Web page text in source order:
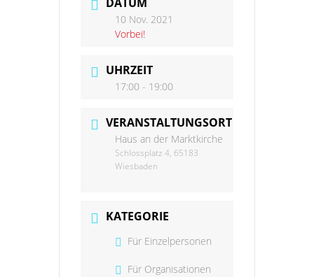
10 Nov. 2021
Vorbei!
UHRZEIT
17:00 - 19:00
VERANSTALTUNGSORT
Haus an der Marktkirche
Schlossplatz 4, 65183
Wiesbaden
KATEGORIE
Für Einzelpersonen
Für Organisationen